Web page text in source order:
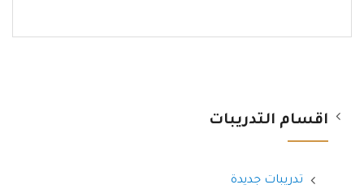
اقسام التدريبات
تدريبات جديدة